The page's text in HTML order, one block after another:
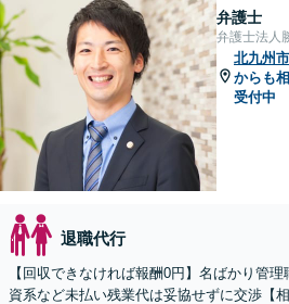
弁護士
弁護士法人
北九州市
からも
受付中
退職代行
【回収できなければ報酬0円】名ばかり管
資系など未払い残業代は妥協せずに交渉【